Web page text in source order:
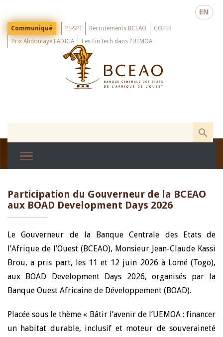
main
content
EN
Menu
Top
Communiqué PI-SPI Recrutements BCEAO
COFEB
Prix Abdoulaye FADIGA
Les FinTech dans l'UEMOA
Participation du Gouverneur de la BCEAO
aux BOAD Development Days 2026
Le Gouverneur de la Banque Centrale des Etats de
l’Afrique de l’Ouest (BCEAO), Monsieur Jean-Claude Kassi
Brou, a pris part, les 11 et 12 juin 2026 à Lomé (Togo),
aux BOAD Development Days 2026, organisés par la
Banque Ouest Africaine de Développement (BOAD).
Placée sous le thème « Bâtir l’avenir de l’UEMOA : financer
un habitat durable, inclusif et moteur de souveraineté